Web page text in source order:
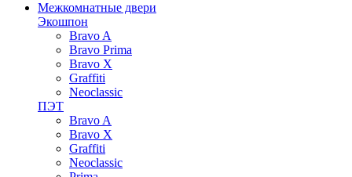
Межкомнатные двери
Экошпон
Bravo A
Bravo Prima
Bravo X
Graffiti
Neoclassic
ПЭТ
Bravo A
Bravo X
Graffiti
Neoclassic